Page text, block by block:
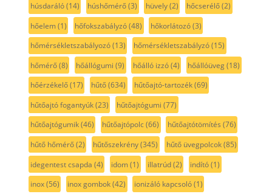
húsdaráló(14) húshőmérő(3) hüvely(2) hőcserélő(2)
hőelem(1) hőfokszabályzó(48) hőkorlátozó(3)
hőmérsékletszabályozó(13) hőmérsékletszabályzó(15)
hőmérő(8) hőállógumi (9) hőálló izzó(4) hőállóüveg(18)
hőérzékelő(17) hűtő(634) hűtőajtó-tartozék(69)
hűtőajtó fogantyúk(23) hűtőajtógumi (77)
hűtőajtógumik(46) hűtőajtópolc(66) hűtőajtótömítés (76)
hűtő hőmérő(2) hűtőszekrény(345) hűtő üvegpolcok(85)
idegentest csapda (4) idom(1) illatrúd(2) indító(1)
inox(56) inox gombok(42) ionizáló kapcsoló(1)